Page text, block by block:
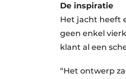
De inspiratie
Het jacht heeft
geen enkel
klant al een
“Het ontwerp